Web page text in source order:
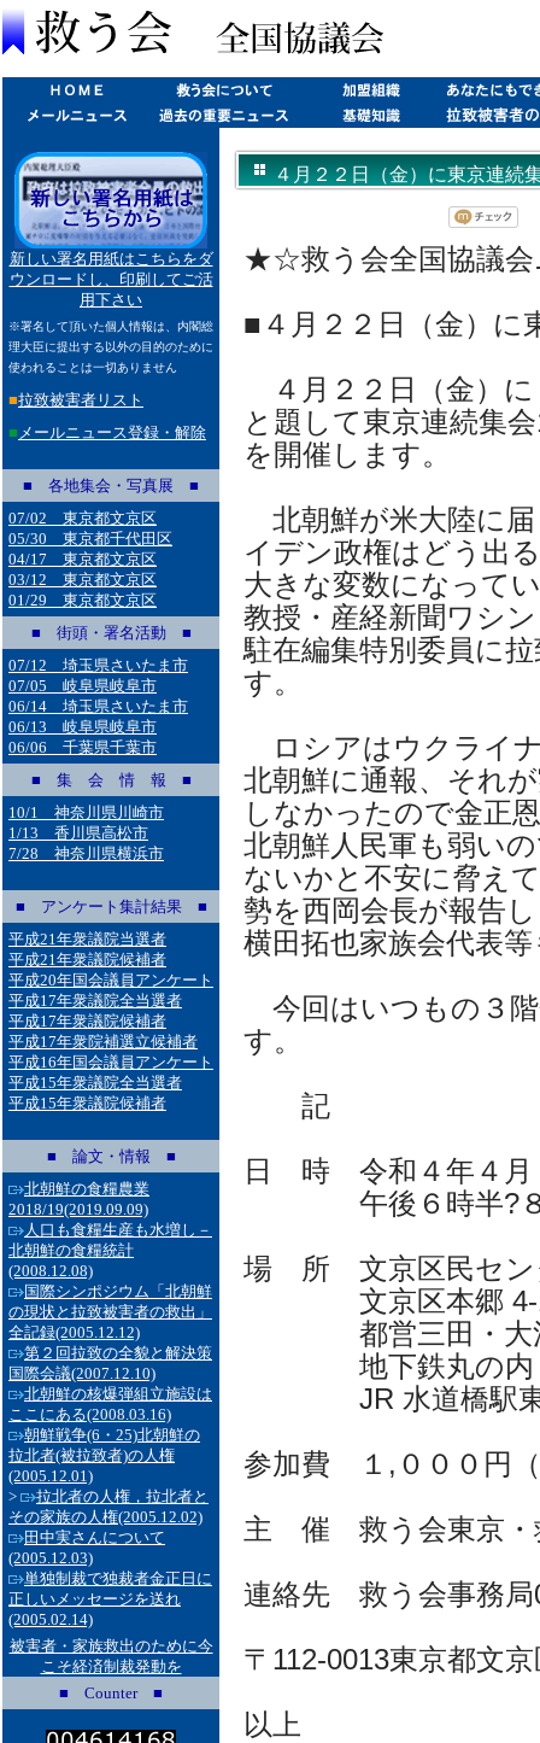
新しい署名用紙はこちらをダ
ウンロードし、印刷してご活
用下さい
※署名して頂いた個人情報は、内閣総
理大臣に提出する以外の目的のために
使われることは一切ありません
■拉致被害者リスト
■ メールニュース登録・解除
■ 各地集会・写真展 ■
07/02 東京都文京区
05/30 東京都千代田区
04/17 東京都文京区
03/12 東京都文京区
01/29 東京都文京区
■ 街頭・署名活動 ■
07/12 埼玉県さいたま市
07/05 岐阜県岐阜市
06/14 埼玉県さいたま市
06/13 岐阜県岐阜市
06/06 千葉県千葉市
■ 集 会 情 報 ■
10/1 神奈川県川崎市
1/13 香川県高松市
7/28 神奈川県横浜市
■ アンケート集計結果 ■
平成21年衆議院当選者
平成21年衆議院候補者
平成20年国会議員アンケート
平成17年衆議院全当選者
平成17年衆議院候補者
平成17年衆院補選立候補者
平成16年国会議員アンケート
平成15年衆議院全当選者
平成15年衆議院候補者
■ 論文・情報 ■
北朝鮮の食糧農業
2018/19(2019.09.09)
人口も食糧生産も水増し－
北朝鮮の食糧統計
(2008.12.08)
国際シンポジウム「北朝鮮
の現状と拉致被害者の救出」
全記録(2005.12.12)
第２回拉致の全貌と解決策
国際会議(2007.12.10)
北朝鮮の核爆弾組立施設は
ここにある(2008.03.16)
朝鮮戦争(6・25)北朝鮮の
拉北者(被拉致者)の人権
(2005.12.01)
>
拉北者の人権，拉北者と
その家族の人権(2005.12.02)
田中実さんについて
(2005.12.03)
単独制裁で独裁者金正日に
正しいメッセージを送れ
(2005.02.14)
被害者・家族救出のために今
こそ経済制裁発動を
■ Counter ■
４月２２日（金）に東京連続
★☆救う会全国協議
■４月２２日（金）に
４月２２日（金）に
と題して東京連続集
を開催します。
北朝鮮が米大陸に
イデン政権はどう出
大きな変数になって
教授・産経新聞ワシ
駐在編集特別委員に
す。
ロシアはウクライ
北朝鮮に通報、それ
しなかったので金正
北朝鮮人民軍も弱い
ないかと不安に脅え
勢を西岡会長が報告
横田拓也家族会代表
今回はいつもの３
す。
記
日 時 令和４年４月
午後６時半?８
場 所 文京区民セン
文京区本郷 4-
都営三田・大江
地下鉄丸の内・
JR 水道橋駅東
参加費 １,０００円
主 催 救う会東京・
連絡先 救う会事務局
〒112-0013東京都文
以上